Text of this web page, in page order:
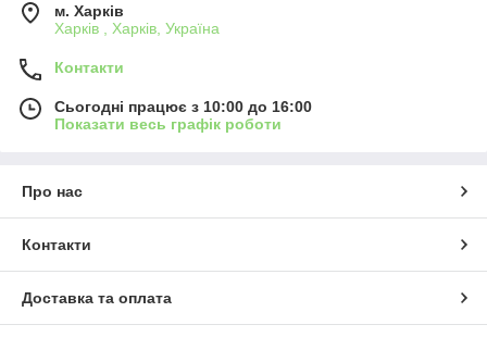
м. Харків
Харків , Харків, Україна
Контакти
Сьогодні працює з 10:00 до 16:00
Показати весь графік роботи
Про нас
Контакти
Доставка та оплата